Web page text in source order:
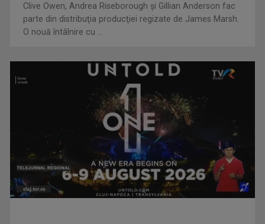
Piesa „Inimă, nu fi de piatră” a Corinei Chiriac ia argintul în
Clive Owen, Andrea Riseborough şi Gillian Anderson fac
parte din distribuţia producţiei regizate de James Marsh.
O nouă întâlnire cu ...